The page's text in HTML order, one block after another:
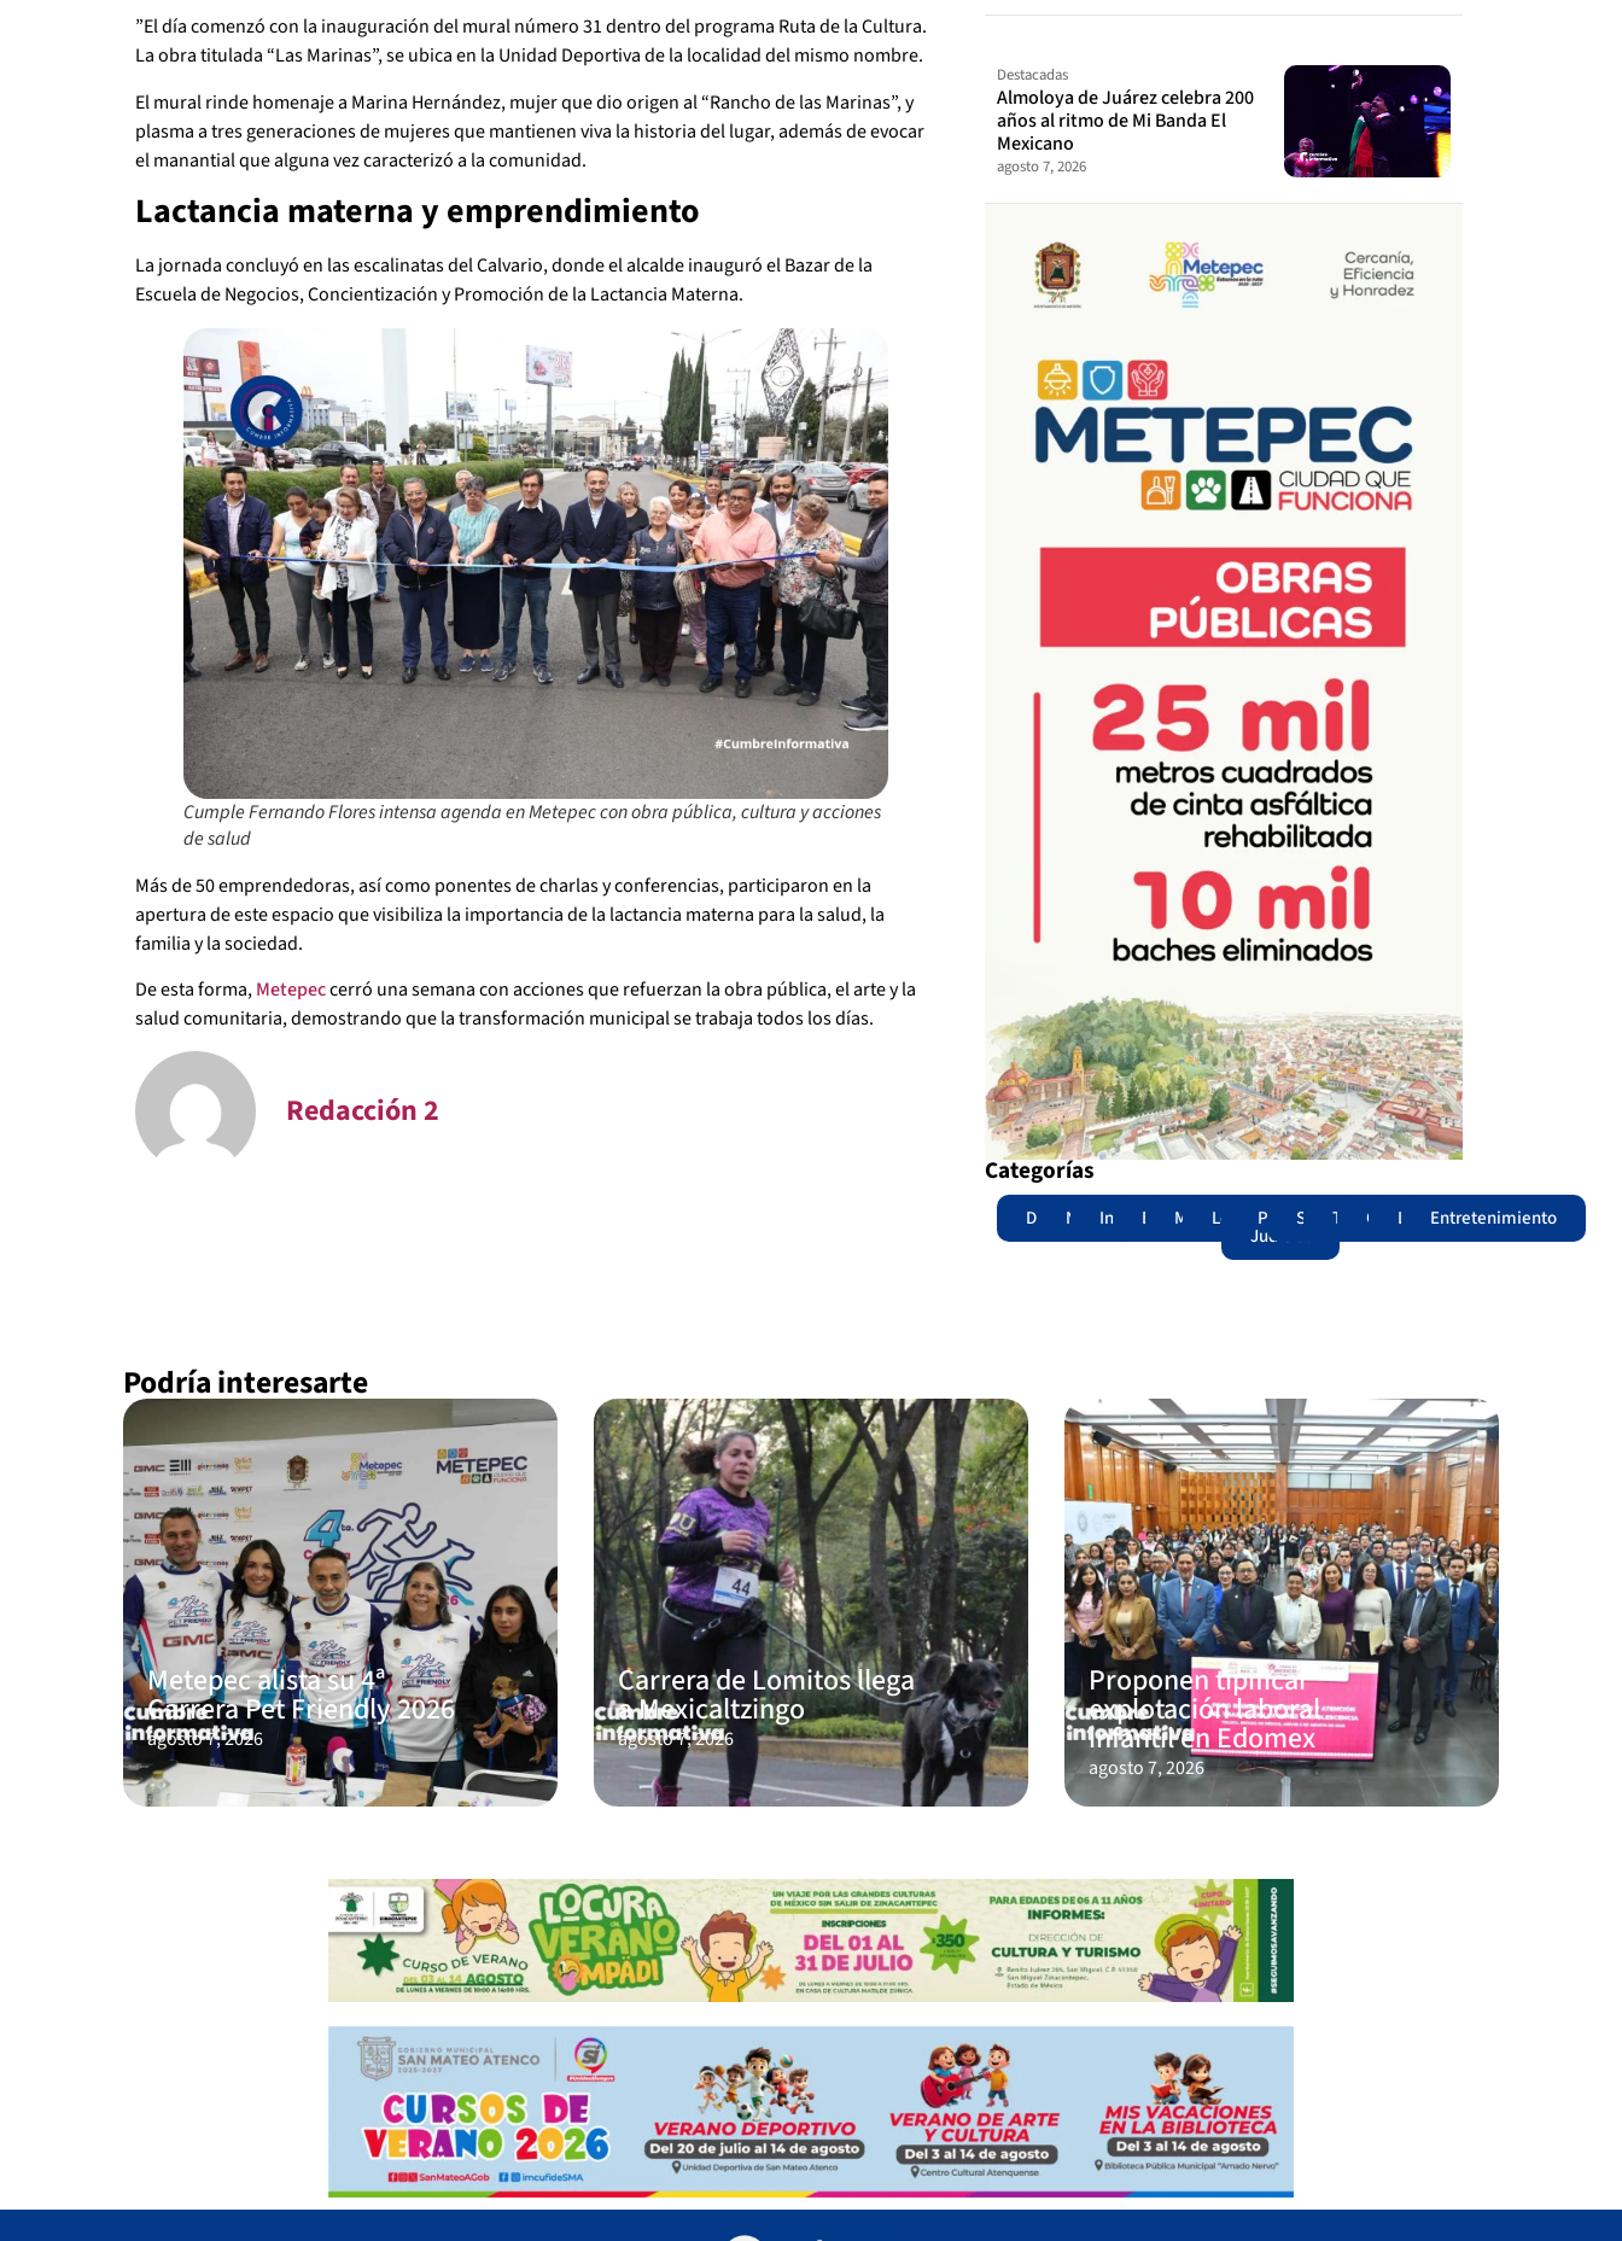
”El día comenzó con la inauguración del mural número 31 dentro del programa Ruta de la Cultura.
La obra titulada “Las Marinas”, se ubica en la Unidad Deportiva de la localidad del mismo nombre.
El mural rinde homenaje a Marina Hernández, mujer que dio origen al “Rancho de las Marinas”, y
plasma a tres generaciones de mujeres que mantienen viva la historia del lugar, además de evocar
el manantial que alguna vez caracterizó a la comunidad.
Lactancia materna y emprendimiento
La jornada concluyó en las escalinatas del Calvario, donde el alcalde inauguró el Bazar de la
Escuela de Negocios, Concientización y Promoción de la Lactancia Materna.
Cumple Fernando Flores intensa agenda en Metepec con obra pública, cultura y acciones
de salud
Más de 50 emprendedoras, así como ponentes de charlas y conferencias, participaron en la
apertura de este espacio que visibiliza la importancia de la lactancia materna para la salud, la
familia y la sociedad.
De esta forma,Metepeccerró una semana con acciones que refuerzan la obra pública, el arte y la
salud comunitaria, demostrando que la transformación municipal se trabaja todos los días.
Redacción 2
Destacadas
Almoloya de Juárez celebra 200
años al ritmo de Mi Banda El
Mexicano
agosto 7, 2026
Categorías
Destacadas
NacionalInternacional
EdomexMunicipiosLegislatura
Poder
Judicial
SeguridadTrámites
OpiniónLomitosEntretenimiento
Podría interesarte
Metepec alista su 4ª
Carrera Pet Friendly 2026
agosto 7, 2026
Carrera de Lomitos llega
a Mexicaltzingo
agosto 7, 2026
Proponen tipificar
explotación laboral
infantil en Edomex
agosto 7, 2026